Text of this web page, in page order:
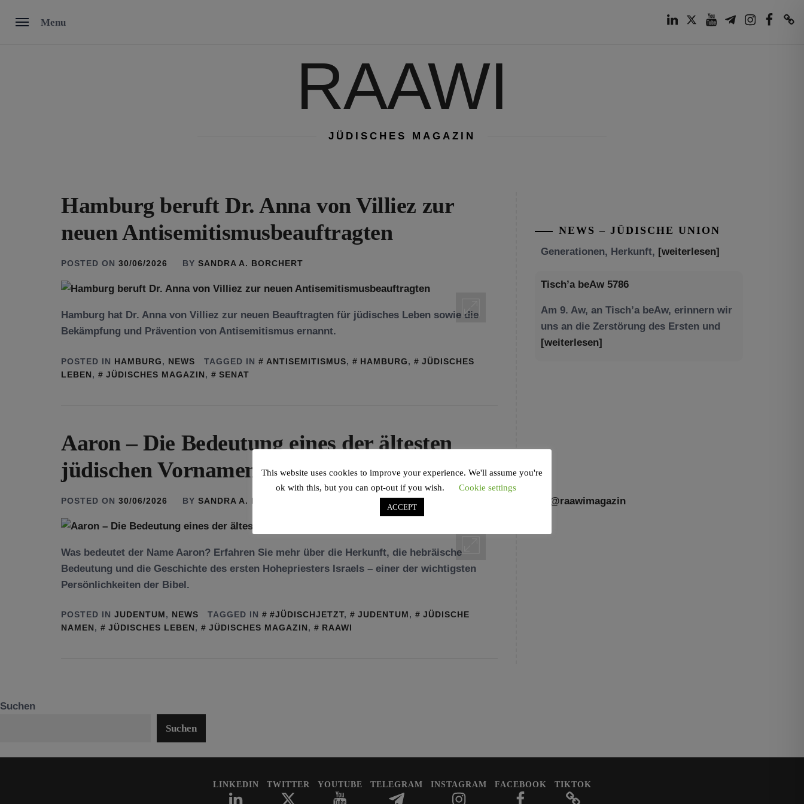
Menu
RAAWI
JÜDISCHES MAGAZIN
Hamburg beruft Dr. Anna von Villiez zur
neuen Antisemitismusbeauftragten
POSTED ON 30/06/2026 BY SANDRA A. BORCHERT
Hamburg hat Dr. Anna von Villiez zur neuen Beauftragten für jüdisches Leben sowie die
Bekämpfung und Prävention von Antisemitismus ernannt.
POSTED IN HAMBURG, NEWS TAGGED IN ANTISEMITISMUS, HAMBURG,
JÜDISCHES
LEBEN, JÜDISCHES MAGAZIN, SENAT
Aaron – Die Bedeutung eines der ältesten
jüdischen Vornamen der Welt
POSTED ON 30/06/2026 BY SANDRA A. BORCHERT
Was bedeutet der Name Aaron? Erfahren Sie mehr über die Herkunft, die hebräische
Bedeutung und die Geschichte des ersten Hohepriesters Israels – einer der wichtigsten
Persönlichkeiten der Bibel.
POSTED IN JUDENTUM, NEWS TAGGED IN #JÜDISCHJETZT, JUDENTUM,
JÜDISCHE
NAMEN, JÜDISCHES LEBEN, JÜDISCHES MAGAZIN, RAAWI
NEWS – JÜDISCHE UNION
Am 9. Aw, an Tisch’a beAw, erinnern wir
[weiterlesen]
Tu be’Aw – das jüdische Fest der Liebe,
@raawimagazin
Suchen
Suchen
LINKEDIN TWITTER YOUTUBE TELEGRAM INSTAGRAM FACEBOOK TIKTOK
This website uses cookies to improve your experience. We'll assume you're
ok with this, but you can opt-out if you wish.
Cookie settings
ACCEPT